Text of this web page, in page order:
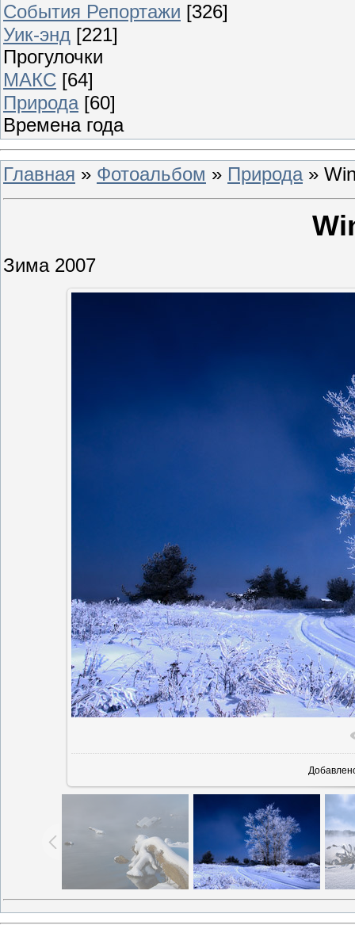
События Репортажи [326]
Уик-энд [221]
Прогулочки
МАКС [64]
Природа [60]
Времена года
Главная » Фотоальбом » Природа»
Зима 2007